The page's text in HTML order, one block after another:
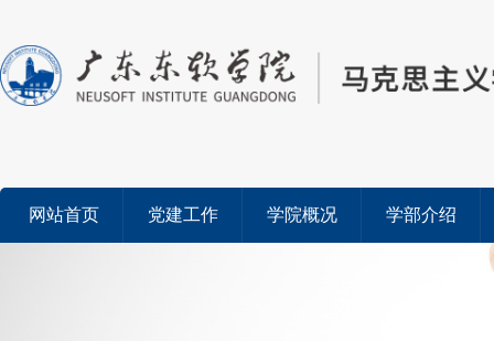
网站首页 党建工作 学院概况 学部介绍